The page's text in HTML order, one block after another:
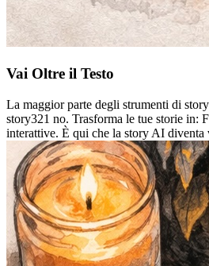
Vai Oltre il Testo
La maggior parte degli strumenti di
story321 no. Trasforma le tue storie in:
interattive. È qui che la story AI diventa